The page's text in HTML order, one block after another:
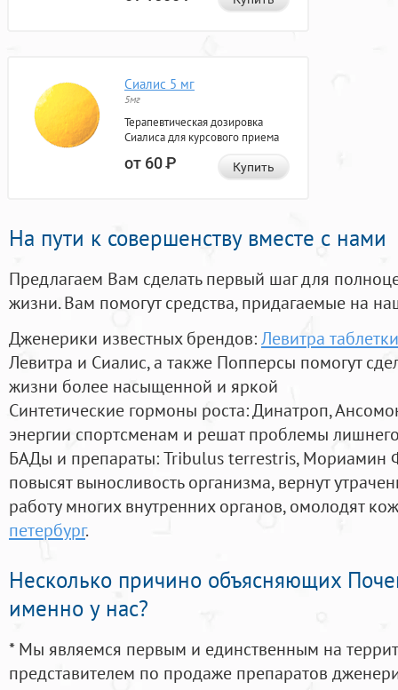
Сиалис 5 мг
5мг
Терапевтическая дозировка
Сиалиса для курсового приема
от 60Р Купить
На пути к совершенству вместе с нами
Предлагаем Вам сделать первый шаг для
жизни. Вам помогут средства, придагаемые на
Дженерики известных брендов:Левитра
Левитра и Сиалис, а также Попперсы помогут
жизни более насыщенной и яркой
Синтетические гормоны роста: Динатроп,
энергии спортсменам и решат проблемы
БАДы и препараты:Tribulus terrestris, Мориамин
повысят выносливость организма, вернут
работу многих внутренних органов, омолодят
петербург.
Несколько причино объясняющих
именно у нас?
* Мы являемся первым и единственным на
представителем по продаже препаратов